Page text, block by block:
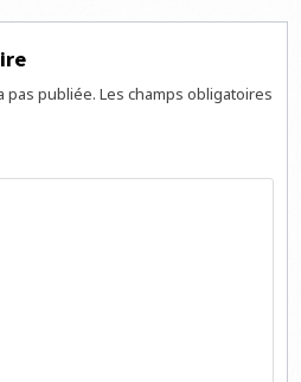
pas publiée. Les champs obligatoires